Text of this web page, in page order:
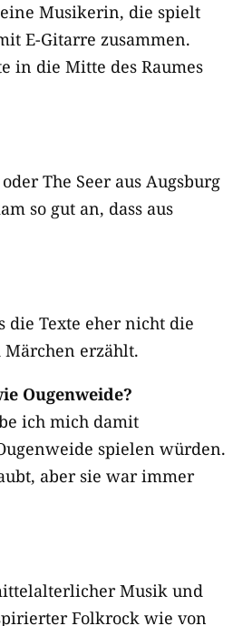
eine Musikerin, die spielt
E-Gitarre zusammen.
in die Mitte des Raumes
The Seer aus Augsburg
so gut an, dass aus
die Texte eher nicht die
Märchen erzählt.
Ougenweide?
ich mich damit
spielen würden.
aber sie war immer
Musik und
Folkrock wie von